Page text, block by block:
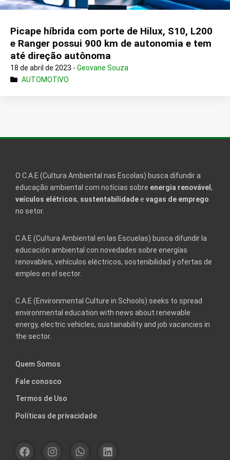
Picape híbrida com porte de Hilux, S10, L200
e Ranger possui 900 km de autonomia e tem
até direção autônoma
18 de abril de 2023 - Geovane Souza
AUTOMOTIVO
O C.A.E (Cultura Ambiental nas Escolas) busca difundir a
educação ambiental com notícias sobre energia renovável ,
veículos elétricos, sustentabilidadee vagas de emprego
no setor.
C.A.E (Cultura Ambiental en las Escuelas) busca difundir la
educación ambiental con novedades sobre energías
renovables, vehículos eléctricos, sostenibilidad y ofertas de
empleo en el sector.
C.A.E (Environmental Culture in Schools) seeks to spread
environmental education with news about renewable
energy, electric vehicles, sustainability and job vacancies in
the sector.
Quem Somos
Fale conosco
Termos de Uso
Políticas de privacidade